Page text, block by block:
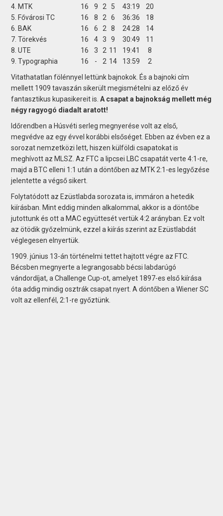
4. MTK
16 9 2 5 43:19
20
5. Fővárosi TC
16 8 2 6 36:36
18
6. BAK
16 6 2 8 24:28
14
7. Törekvés
16 4 3 9 30:49
11
8. UTE
16 3 2 11 19:41
8
9. Typographia
16 - 2 14 13:59
2
Vitathatatlan fölénnyel lettünk bajnokok. És a bajnoki cím
mellett 1909 tavaszán sikerült megismételni az előző év
fantasztikus kupasikereit is.A csapat a bajnokság mellett még
négy ragyogó diadalt aratott!
Időrendben a Húsvéti serleg megnyerése volt az első,
megvédve az egy évvel korábbi elsőséget. Ebben az évben ez a
sorozat nemzetközi lett, hiszen külföldi csapatokat is
meghívott az MLSZ. Az FTC a lipcsei LBC csapatát verte 4:1-re,
majd a BTC elleni 1:1 után a döntőben az MTK 2:1-es legyőzése
jelentette a végső sikert.
Folytatódott az Ezüstlabda sorozata is, immáron a hetedik
kiírásban. Mint eddig minden alkalommal, akkor is a döntőbe
jutottunk és ott a MAC együttesét vertük 4:2 arányban. Ez volt
az ötödik győzelmünk, ezzel a kiírás szerint az Ezüstlabdát
véglegesen elnyertük.
1909. június 13-án történelmi tettet hajtott végre az FTC.
Bécsben megnyerte a legrangosabb bécsi labdarúgó
vándordíjat, a Challenge Cup-ot, amelyet 1897-es első kiírása
óta addig mindig osztrák csapat nyert. A döntőben a Wiener SC
volt az ellenfél, 2:1-re győztünk.